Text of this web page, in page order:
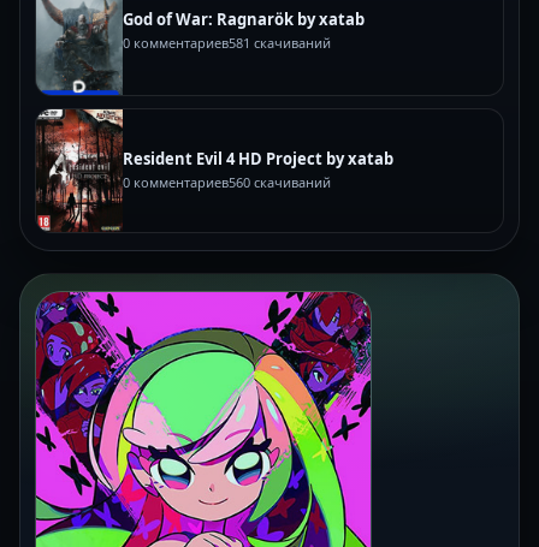
God of War: Ragnarök by xatab
0 комментариев581 скачиваний
Resident Evil 4 HD Project by xatab
0 комментариев560 скачиваний